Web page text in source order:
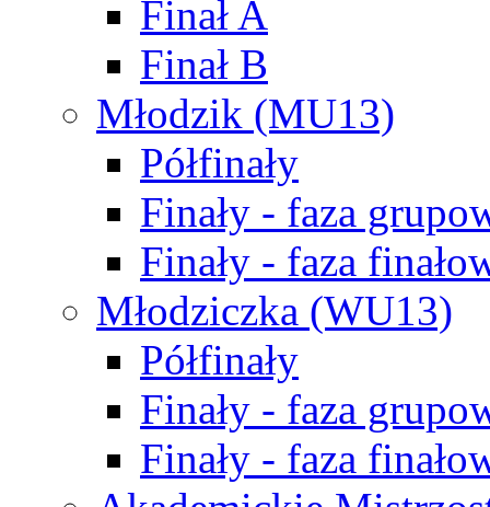
Finał A
Finał B
Młodzik (MU13)
Półfinały
Finały - faza
Finały - faza
Młodziczka (WU13)
Półfinały
Finały - faza
Finały - faza